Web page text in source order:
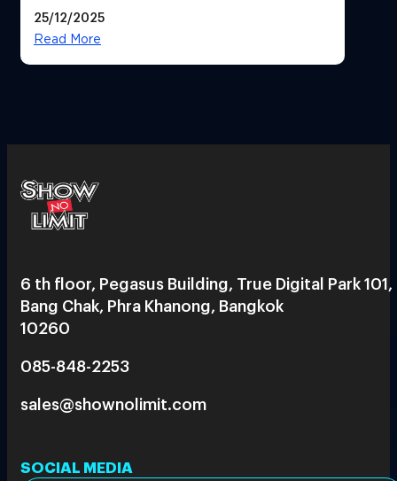
25/12/2025
Read More
6 th floor, Pegasus Building, True Digital Park 101,
Bang Chak, Phra Khanong, Bangkok
10260
085-848-2253
sales@shownolimit.com
SOCIAL MEDIA